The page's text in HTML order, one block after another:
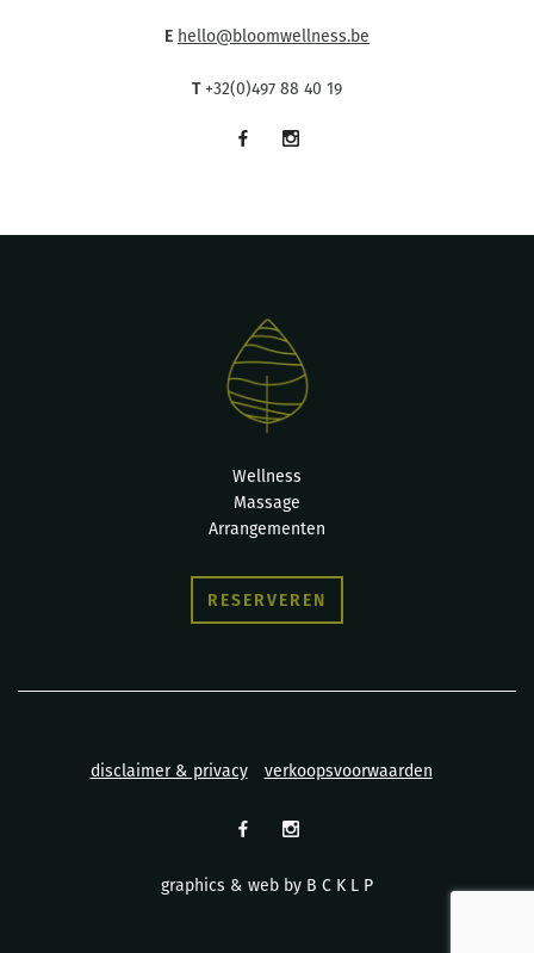
E hello@bloomwellness.be
T+32(0)497 88 40 19
Wellness
Massage
Arrangementen
RESERVEREN
disclaimer & privacy verkoopsvoorwaarden
graphics & web by B C K L P